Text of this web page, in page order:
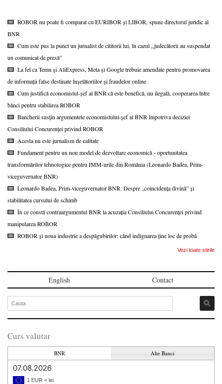
ROBOR nu poate fi comparat cu EURIBOR și LIBOR, spune directorul juridic al
BNR
Cum este pus la punct un jurnalist de cititorii lui, în cazul „judecătorii au suspendat
un comunicat de presă”
La fel ca Temu și AliExpress, Meta și Google trebuie amendate pentru promovarea
de informații false destinate înșelătoriilor și fraudelor online
Cum justifică economistul-șef al BNR că este benefică, nu ilegală, cooperarea între
bănci pentru stabilirea ROBOR
Bancherii susțin argumentele economistului-șef al BNR împotriva deciziei
Consiliului Concurenței privind ROBOR
Acesta nu este jurnalism de calitate
Fundament pentru un nou model de dezvoltare economică - oportunitatea
transformărilor tehnologice pentru IMM-urile din România (Leonardo Badea, Prim-
viceguvernator BNR)
Leonardo Badea, Prim-viceguvernator BNR: Despre „coincidența divină” și
stabilitatea cursului de schimb
În ce constă contraargumentul BNR la acuzația Consiliului Concurenței privind
manipularea ROBOR
ROBOR și noua industrie a despăgubirilor: când indignarea ține loc de probă
Vezi toate stirile
English Contact
Curs valutar
BNR Alte Banci
07.08.2026
1 EUR = lei